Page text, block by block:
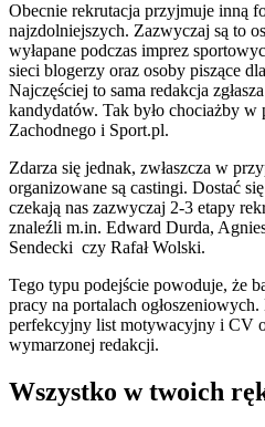
Obecnie rekrutacja przyjmuje inną
najzdolniejszych. Zazwyczaj są to
wyłapane podczas imprez
sieci blogerzy oraz osoby piszące
Najczęściej to sama redakcja
kandydatów. Tak było chociażby w
Zachodnego i Sport.pl.
Zdarza się jednak, zwłaszcza w
organizowane są castingi. Dostać
czekają nas zazwyczaj 2-3 etapy
znaleźli m.in. Edward Durda,
Sendecki czy Rafał Wolski.
Tego typu podejście powoduje, że
pracy na portalach
perfekcyjny list motywacyjny i CV
wymarzonej redakcji.
Wszystko w twoich